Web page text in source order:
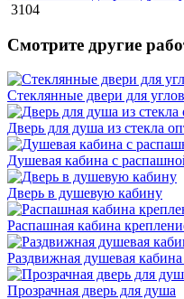
3104
Смотрите другие
Стеклянные двери для
Дверь для душа из стекла
Душевая кабина с
Дверь в душевую кабину
Распашная кабина
Раздвижная душевая
Прозрачная дверь для душа